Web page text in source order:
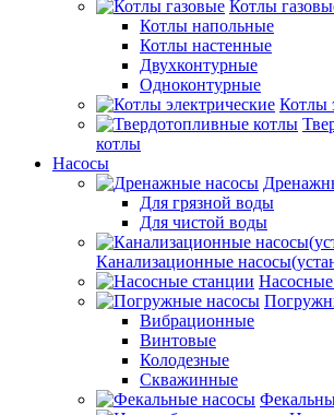
Котлы
Котлы напольные
Котлы настенные
Двухконтурные
Одноконтурные
Котлы
котлы
Насосы
Для грязной воды
Для чистой воды
Канализационные
Вибрационные
Винтовые
Колодезные
Скважинные